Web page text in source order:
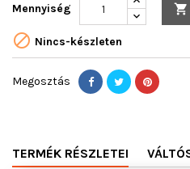
Mennyiség 
 Nincs-készleten
Megosztás
TERMÉK RÉSZLETEI